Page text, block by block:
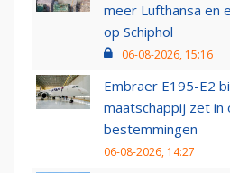
meer Lufthansa en
op Schiphol
06-08-2026, 15:16
Embraer E195-E2
maatschappij zet in
bestemmingen
06-08-2026, 14:27